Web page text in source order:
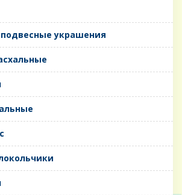
украшения